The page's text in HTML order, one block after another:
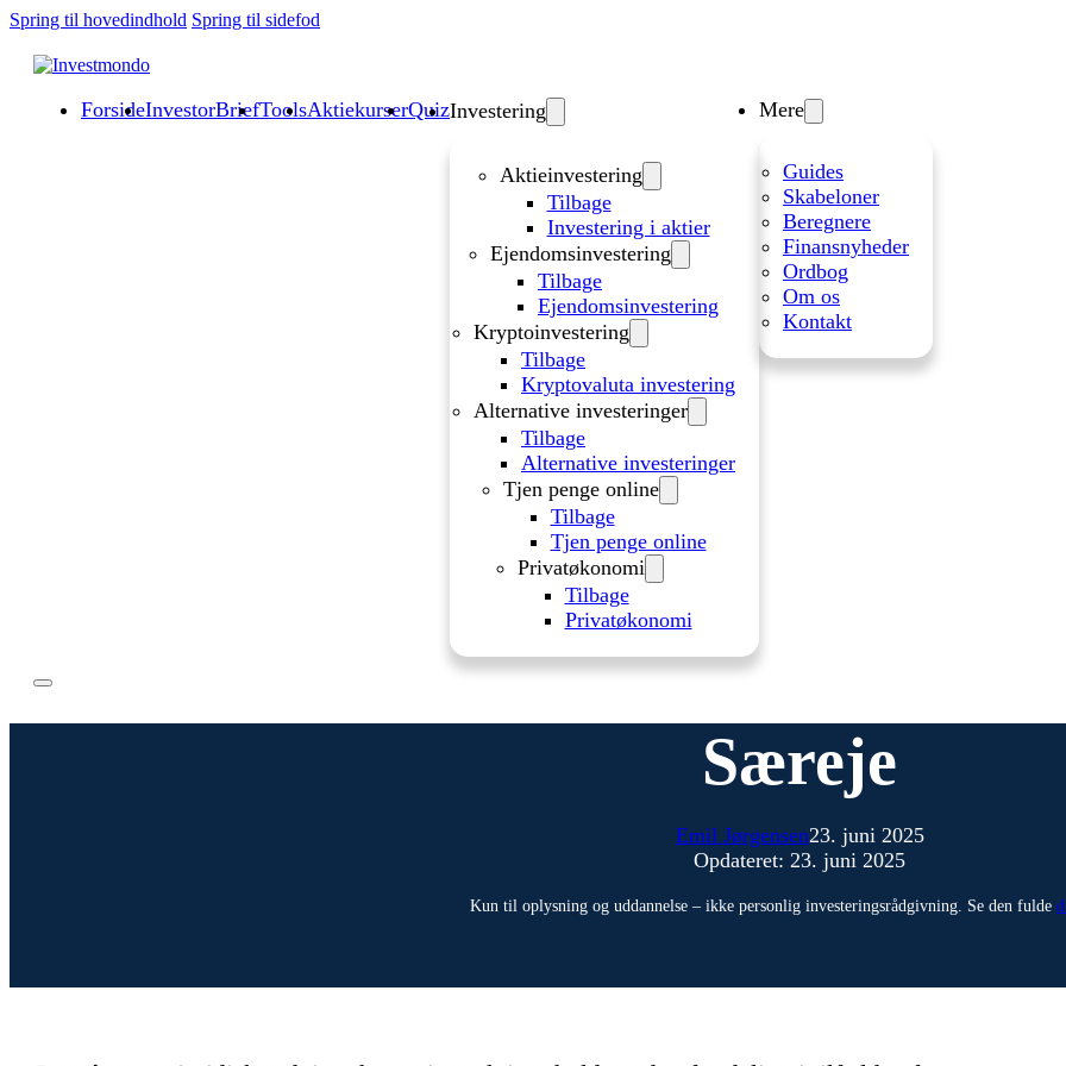
Spring til hovedindhold Spring til sidefod
ForsideInvestorBriefToolsAktiekurserQuizInvestering
Aktieinvestering
Tilbage
Investering i aktier
Ejendomsinvestering
Tilbage
Ejendomsinvestering
Kryptoinvestering
Tilbage
Kryptovaluta investering
Alternative investeringer
Tilbage
Alternative investeringer
Tjen penge online
Tilbage
Tjen penge online
Privatøkonomi
Tilbage
Privatøkonomi
Mere
Guides
Skabeloner
Beregnere
Finansnyheder
Ordbog
Om os
Kontakt
Særeje
Emil Jørgensen23. juni 2025
Opdateret: 23. juni 2025
Kun til oplysning og uddannelse – ikke personlig investeringsrådgivning. Se den fulde